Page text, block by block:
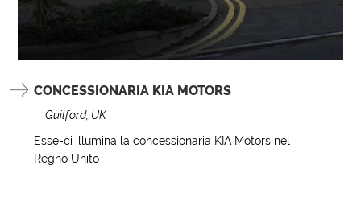
CONCESSIONARIA KIA MOTORS
Guilford, UK
Esse-ci illumina la concessionaria KIA Motors nel
Regno Unito